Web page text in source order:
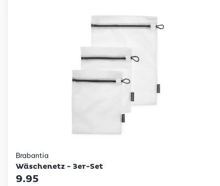
Brabantia
Wäschenetz - 3er-Set
9.95